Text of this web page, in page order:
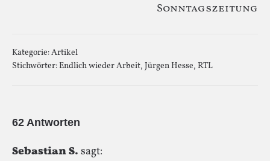
Sonntagszeitung
Kategorie:Artikel
Stichwörter:Endlich wieder Arbeit, Jürgen Hesse, RTL
62 Antworten
Sebastian S. sagt: